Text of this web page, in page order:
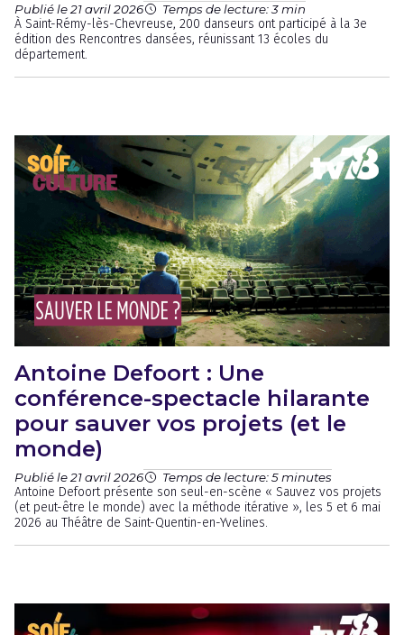
Publié le 21 avril 2026 Temps de lecture: 3 min
À Saint-Rémy-lès-Chevreuse, 200 danseurs ont participé à la 3e
édition des Rencontres dansées, réunissant 13 écoles du
département.
Antoine Defoort : Une
conférence-spectacle hilarante
pour sauver vos projets (et le
monde)
Publié le 21 avril 2026 Temps de lecture: 5 minutes
Antoine Defoort présente son seul-en-scène « Sauvez vos projets
(et peut-être le monde) avec la méthode itérative », les 5 et 6 mai
2026 au Théâtre de Saint-Quentin-en-Yvelines.